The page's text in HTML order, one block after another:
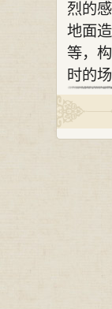
烈的
地面
等，
时的